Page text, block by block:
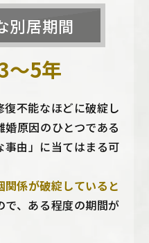
別居期間
～5年
不能なほどに破綻し
原因のひとつである
事由」に当てはまる可
係が破綻していると
で、ある程度の期間が